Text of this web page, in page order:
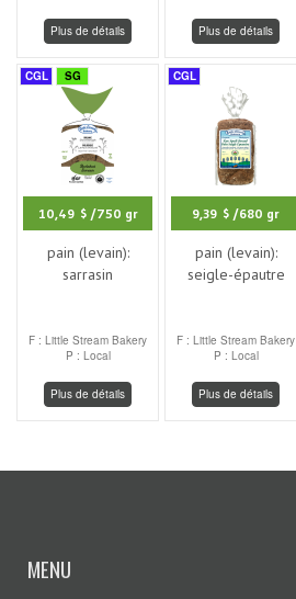
Plus de détails Plus de détails
CGL SG
10,49 $ /750 gr
pain (levain):
sarrasin
F : Little Stream Bakery
P : Local
Plus de détails
CGL
9,39 $ /680 gr
pain (levain):
seigle-épautre
F : Little Stream Bakery
P : Local
Plus de détails
MENU